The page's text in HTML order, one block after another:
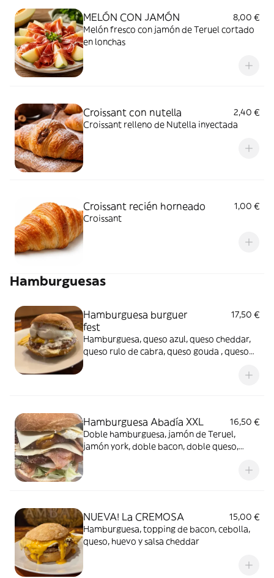
MELÓN CON JAMÓN
8,00 €
Melón fresco con jamón de Teruel cortado
en lonchas
Croissant con nutella
2,40 €
Croissant relleno de Nutella inyectada
Croissant recién horneado
1,00 €
Croissant
Hamburguesas
Hamburguesa burguer
fest
17,50 €
Hamburguesa, queso azul, queso cheddar,
queso rulo de cabra, queso gouda , queso
Hamburguesa Abadía XXL
16,50 €
Doble hamburguesa, jamón de Teruel,
jamón york, doble bacon, doble queso,
NUEVA! La CREMOSA
15,00 €
Hamburguesa, topping de bacon, cebolla,
queso, huevo y salsa cheddar